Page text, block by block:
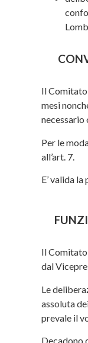
Il Comitato
mesi
necessario
Per le
all’art. 7.
E’ valida
Il Comitato
dal
Le
assoluta
prevale il
Decadono